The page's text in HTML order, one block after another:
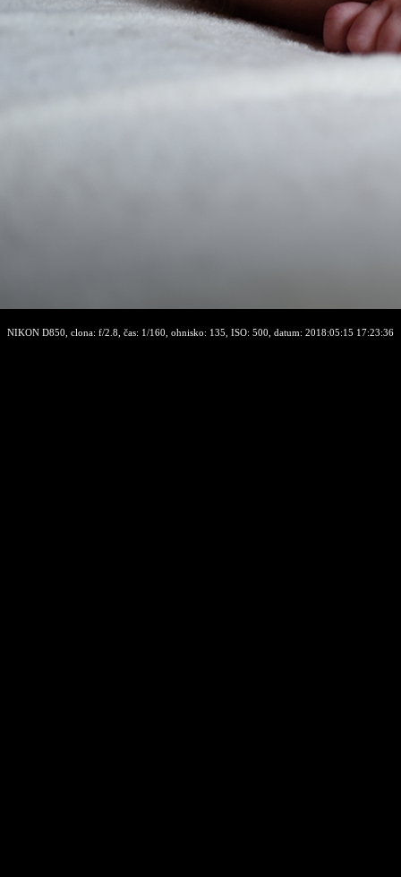
NIKON D850, clona: f/2.8, čas: 1/160, ohnisko: 135, ISO: 500, datum: 2018:05:15 17:23:36